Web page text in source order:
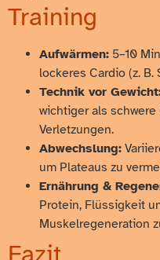
Training
Aufwärmen: 5–10
lockeres Cardio (z. B.
Technik vor
wichtiger als
Verletzungen.
Abwechslung:
um Plateaus zu
Ernährung &
Protein, Flüssigkeit
Muskelregeneration